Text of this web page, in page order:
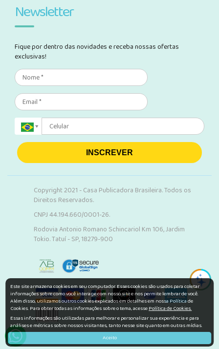
Newsletter
Fique por dentro das novidades e receba nossas ofertas
exclusivas!
INSCREVER
Copyright 2021 - Casa Publicadora Brasileira. Todos os
Direitos Reservados.
CNPJ 44.194.660/0001-26.
Rodovia Antonio Romano Schincariol Km 106, Jardim
Tokio. Tatuí - SP, 18279-900
Este site armazena cookies em seu computador. Esses cookies são usados para coletar
informações sobre como você interage com nosso site e nos permite lembrar de você.
Além disso, utilizamos outros cookies explicados em detalhes em nossa Política de
Cookies. Para obter todas as informações sobre o tema, acessePolítica de Cookies.
Essas informações são utilizadas para melhorar e personalizar sua experiência e para
análises e métricas sobre nossos visitantes, tanto nesse site quanto em outras mídias.
Aceito